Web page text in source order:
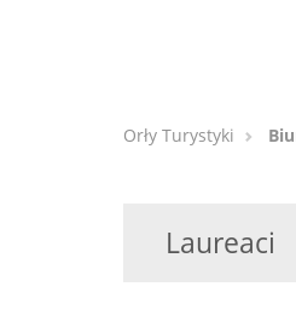
Orły Turystyki
Laureaci